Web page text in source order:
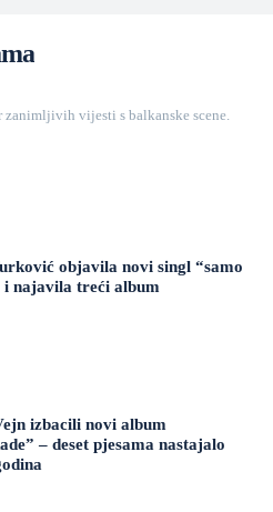
vijesti s balkanske scene.
objavila novi singl “samo
najavila treći album
izbacili novi album
– deset pjesama nastajalo